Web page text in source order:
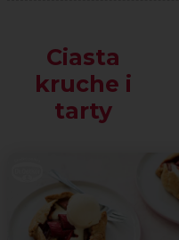
Ciasta
kruche i
tarty